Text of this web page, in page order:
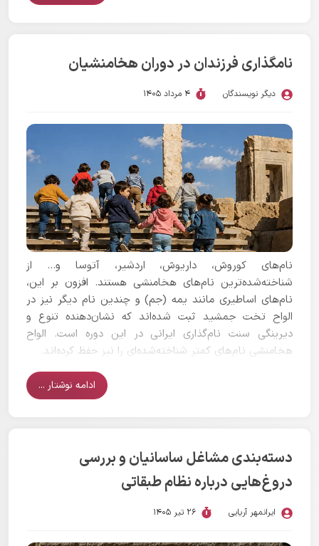
نامگذاری فرزندان در دوران هخامنشیان
دیگر نویسندگان 4 مرداد 1405
نام‌های کوروش، داریوش، اردشیر، آتوسا و... از
شناخته‌شده‌ترین نام‌های هخامنشی هستند. افزون بر این،
نام‌های اساطیری مانند یمه (جم) و چندین نام دیگر نیز در
الواح تخت جمشید ثبت شده‌اند که نشان‌دهنده تنوع و
دیرینگی سنت نام‌گذاری ایرانی در این دوره است. الواح
هخامنشی نام‌های کمتر شناخته‌شده‌ای را نیز حفظ کرده‌اند.
ادامه نوشتار ...
دسته‌بندی مشاغل ساسانیان و بررسی
دروغ‌هایی درباره نظام طبقاتی
ایرانمهر آریایی 26 تیر 1405